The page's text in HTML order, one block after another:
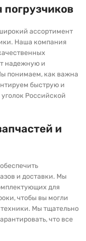
погрузчиков
ассортимент
Наша компания
надежную и
понимаем, как важна
быструю и
Российской
и
и доставки. Мы
для
чтобы вы могли
Мы тщательно
что все